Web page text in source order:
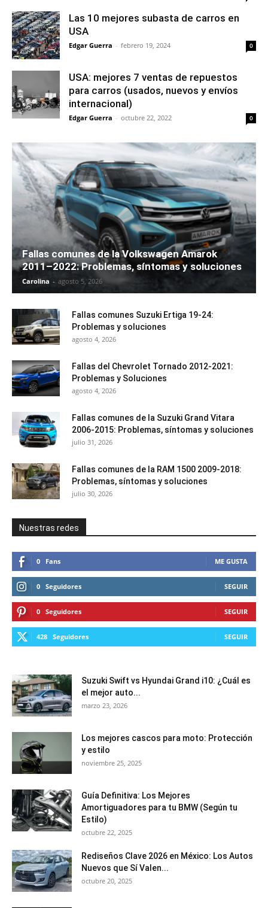
Las 10 mejores subasta de carros en
USA
Edgar Guerra - febrero 19, 2024 0
USA: mejores 7 ventas de repuestos
para carros (usados, nuevos y envíos
internacional)
Edgar Guerra - octubre 22, 2022 0
Fallas comunes de la Volkswagen Amarok
2011–2022: Problemas, síntomas y soluciones
Carolina - agosto 5, 2026
Fallas comunes Suzuki Ertiga 19-24:
Problemas y soluciones
agosto 4, 2026
Fallas del Chevrolet Tornado 2012-2021:
Problemas y Soluciones
agosto 4, 2026
Fallas comunes de la Suzuki Grand Vitara
2006-2015: Problemas, síntomas y soluciones
julio 31, 2026
Fallas comunes de la RAM 1500 2009-2018:
Problemas, síntomas y soluciones
julio 30, 2026
Nuestras redes
0 Fans ME GUSTA
0 Seguidores SEGUIR
0 Seguidores SEGUIR
428 Seguidores SEGUIR
Suzuki Swift vs Hyundai Grand i10: ¿Cuál es
el mejor auto...
marzo 23, 2026
Los mejores cascos para moto: Protección
y estilo
noviembre 25, 2025
Guía Definitiva: Los Mejores
Amortiguadores para tu BMW (Según tu
Estilo)
octubre 22, 2025
Rediseños Clave 2026 en México: Los Autos
Nuevos que Sí Valen...
octubre 20, 2025